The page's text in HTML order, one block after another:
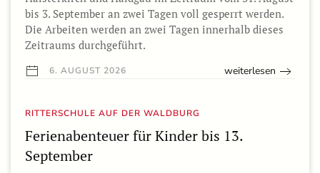
bis 3. September an zwei Tagen voll gesperrt werden.
Die Arbeiten werden an zwei Tagen innerhalb dieses
Zeitraums durchgeführt.
6. AUGUST 2026 weiterlesen
RITTERSCHULE AUF DER WALDBURG
Ferienabenteuer für Kinder bis 13.
September